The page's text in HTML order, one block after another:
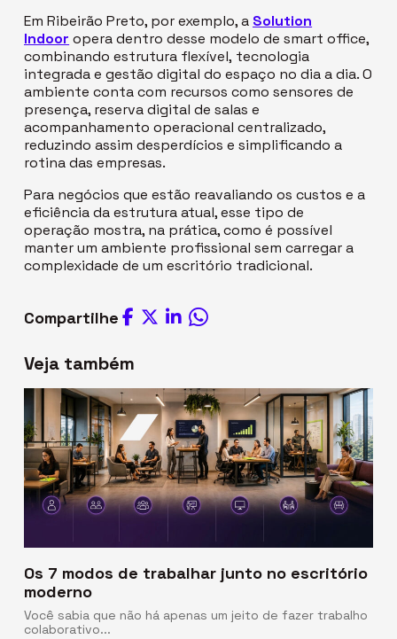
Em Ribeirão Preto, por exemplo, a Solution
Indoor opera dentro desse modelo desmart office,
combinando estrutura flexível, tecnologia
integrada e gestão digital do espaço no dia a dia. O
ambiente conta com recursos como sensores de
presença, reserva digital de salas e
acompanhamento operacional centralizado,
reduzindo assim desperdícios e simplificando a
rotina das empresas.
Para negócios que estão reavaliando os custos e a
eficiência da estrutura atual, esse tipo de
operação mostra, na prática, como é possível
manter um ambiente profissional sem carregar a
complexidade de um escritório tradicional.
Compartilhe
Veja também
Os 7 modos de trabalhar junto no escritório
moderno
Você sabia que não há apenas um jeito de fazer trabalho
colaborativo...